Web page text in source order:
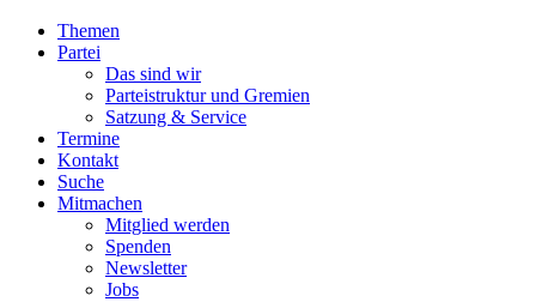
Themen
Partei
Das sind wir
Parteistruktur und Gremien
Satzung & Service
Termine
Kontakt
Suche
Mitmachen
Mitglied werden
Spenden
Newsletter
Jobs